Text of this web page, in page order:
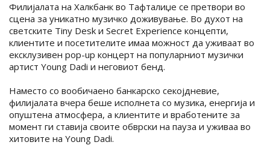
Филијалата на Халкбанк во Тафталиџе се претвори во
сцена за уникатно музичко доживување. Во духот на
светските Tiny Desk и Secret Experience концепти,
клиентите и посетителите имаа можност да уживаат во
ексклузивен pop-up концерт на популарниот музички
артист Young Dadi и неговиот бенд.
Наместо со вообичаено банкарско секојдневие,
филијалата вчера беше исполнета со музика, енергија и
опуштена атмосфера, а клиентите и вработените за
момент ги ставија своите обврски на пауза и уживаа во
хитовите на Young Dadi.